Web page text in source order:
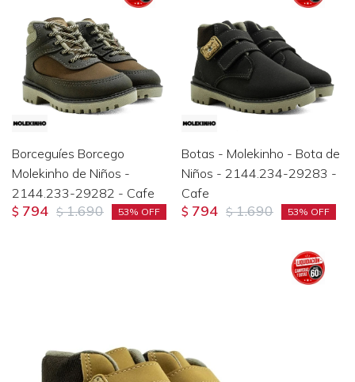
Borceguíes Borcego
Molekinho de Niños -
2144.233-29282 - Cafe
$ 794 $ 1.690 53
Botas - Molekinho - Bota de
Niños - 2144.234-29283 -
Cafe
$ 794 $ 1.690 53